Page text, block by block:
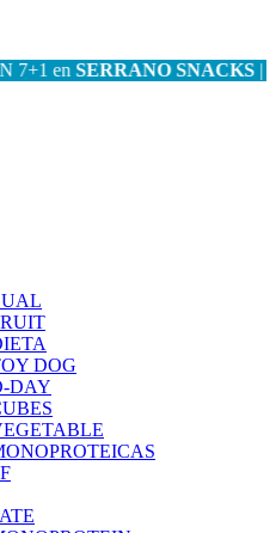
enSERRANO SNACKS|
DOG
DAY